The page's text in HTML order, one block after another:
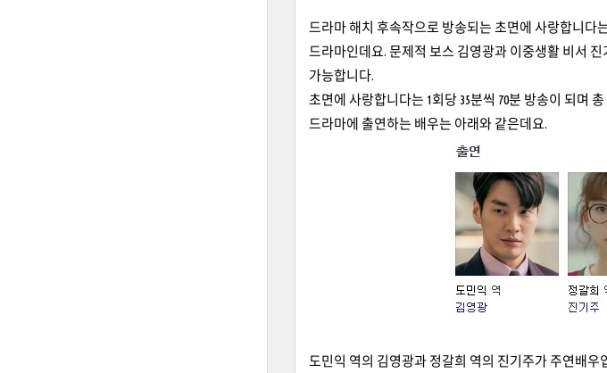
드라마 해치 후속작으로 방송되는 초면에 사랑합니다
드라마인데요. 문제적 보스 김영광과 이중생활 비서
가능합니다.
초면에 사랑합니다는 1회당 35분씩 70분 방송이 되며
드라마에 출연하는 배우는 아래와 같은데요.
도민익 역의 김영광과 정갈희 역의 진기주가 주연배우